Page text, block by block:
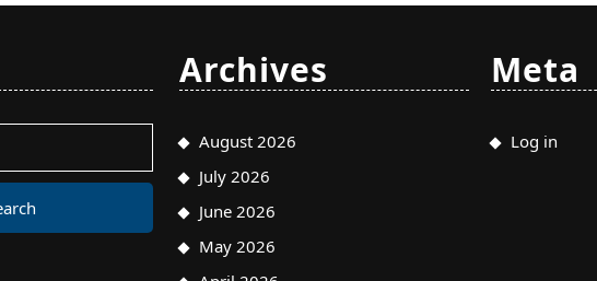
Archives
August 2026
July 2026
June 2026
May 2026
Meta
Log in